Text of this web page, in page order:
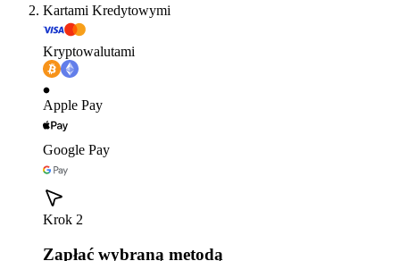
Kartami Kredytowymi
Kryptowalutami
Apple Pay
Google Pay
Krok 2
Zapłać wybraną metodą